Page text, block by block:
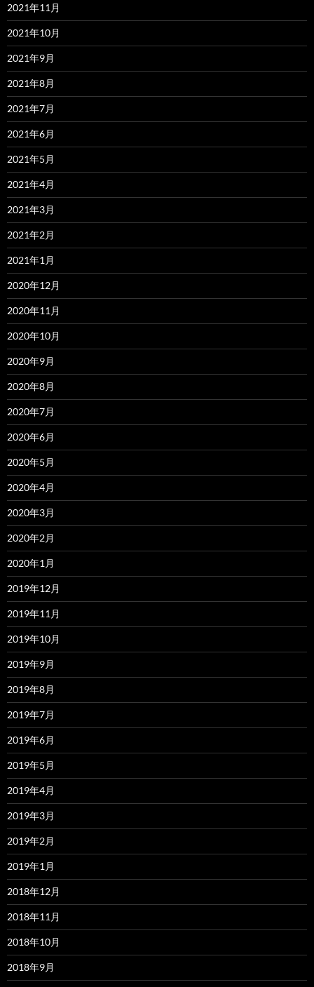
2021年11月
2021年10月
2021年9月
2021年8月
2021年7月
2021年6月
2021年5月
2021年4月
2021年3月
2021年2月
2021年1月
2020年12月
2020年11月
2020年10月
2020年9月
2020年8月
2020年7月
2020年6月
2020年5月
2020年4月
2020年3月
2020年2月
2020年1月
2019年12月
2019年11月
2019年10月
2019年9月
2019年8月
2019年7月
2019年6月
2019年5月
2019年4月
2019年3月
2019年2月
2019年1月
2018年12月
2018年11月
2018年10月
2018年9月